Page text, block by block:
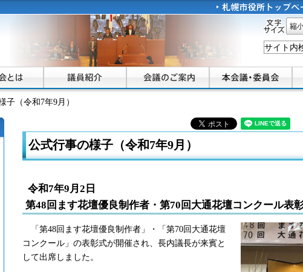
文
縮小
子（令和7年9月）
公式行事の様子（令和7年9月）
令和7年9月2日
第48回ます花壇優良制作者・第70回大通花壇コンクール表
「第48回ます花壇優良制作者」・「第70回大通花壇
コンクール」の表彰式が開催され、長内議長が来賓と
して出席しました。